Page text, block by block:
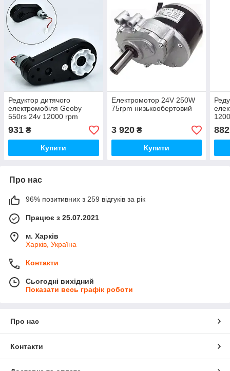
Редуктор дитячого
електромобіля Geoby
550rs 24v 12000 rpm
12вал
931 ₴
Купити
Електромотор 24V 250W
75rpm низькообертовий
3 920₴
Купити
882
Про нас
96% позитивних з 259 відгуків за рік
Працює з 25.07.2021
м. Харків
Харків, Україна
Контакти
Сьогодні вихідний
Показати весь графік роботи
Про нас
Контакти